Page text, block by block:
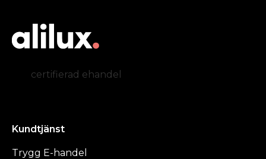
certifierad ehandel
Kundtjänst
Trygg E-handel